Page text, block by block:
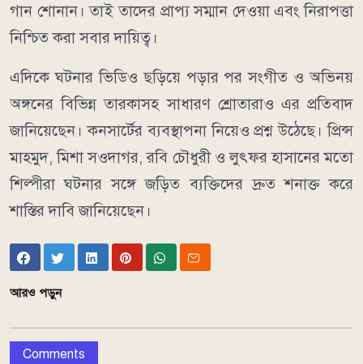
গান শোনান। তাই তাদের প্রাপ্য সম্মান দেওয়া এবং নিরাপত্তা
নিশ্চিত করা সবার দায়িত্ব।
এদিকে ঘটনার ভিডিও ছড়িয়ে পড়ার পর সংগীত ও অভিনয়
অঙ্গনের বিভিন্ন তারকাসহ সাধারণ শ্রোতারাও এর প্রতিবাদ
জানিয়েছেন। কনসার্টের ব্যবস্থাপনা নিয়েও প্রশ্ন উঠেছে। প্রিন্স
মাহমুদ, মিশা সওদাগর, রবি চৌধুরী ও লুৎফর হাসানের মতো
শিল্পীরা ঘটনার সঙ্গে জড়িত ব্যক্তিদের দ্রুত শনাক্ত করে
শাস্তির দাবি জানিয়েছেন।
আরও পড়ুন
Comments